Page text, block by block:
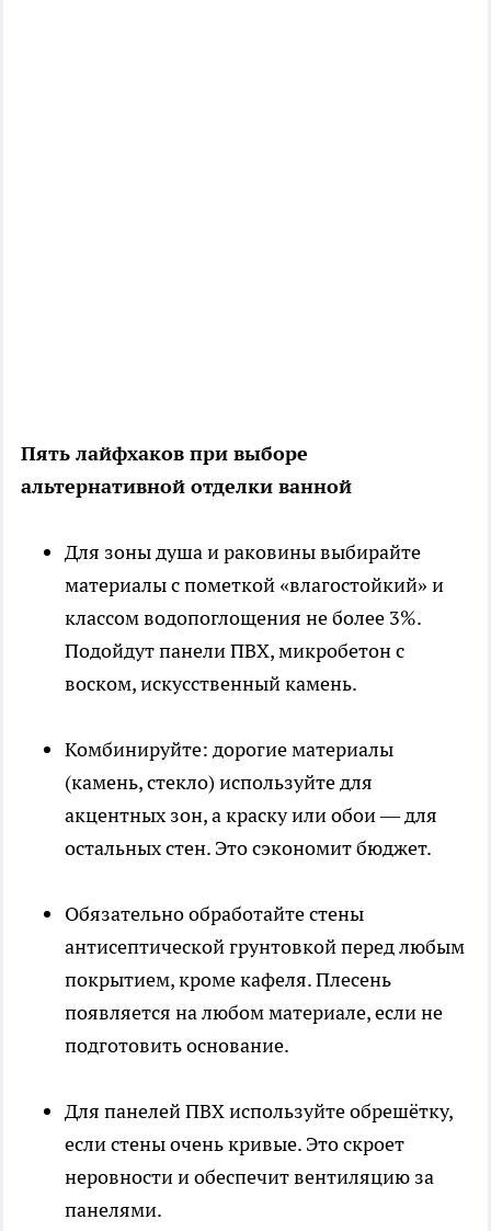
Пять лайфхаков при выборе
альтернативной отделки ванной
Для зоны душа и раковины выбирайте
материалы с пометкой «влагостойкий» и
классом водопоглощения не более 3%.
Подойдут панели ПВХ, микробетон с
воском, искусственный камень.
Комбинируйте: дорогие материалы
(камень, стекло) используйте для
акцентных зон, а краску или обои — для
остальных стен. Это сэкономит бюджет.
Обязательно обработайте стены
антисептической грунтовкой перед любым
покрытием, кроме кафеля. Плесень
появляется на любом материале, если не
подготовить основание.
Для панелей ПВХ используйте обрешётку,
если стены очень кривые. Это скроет
неровности и обеспечит вентиляцию за
панелями.